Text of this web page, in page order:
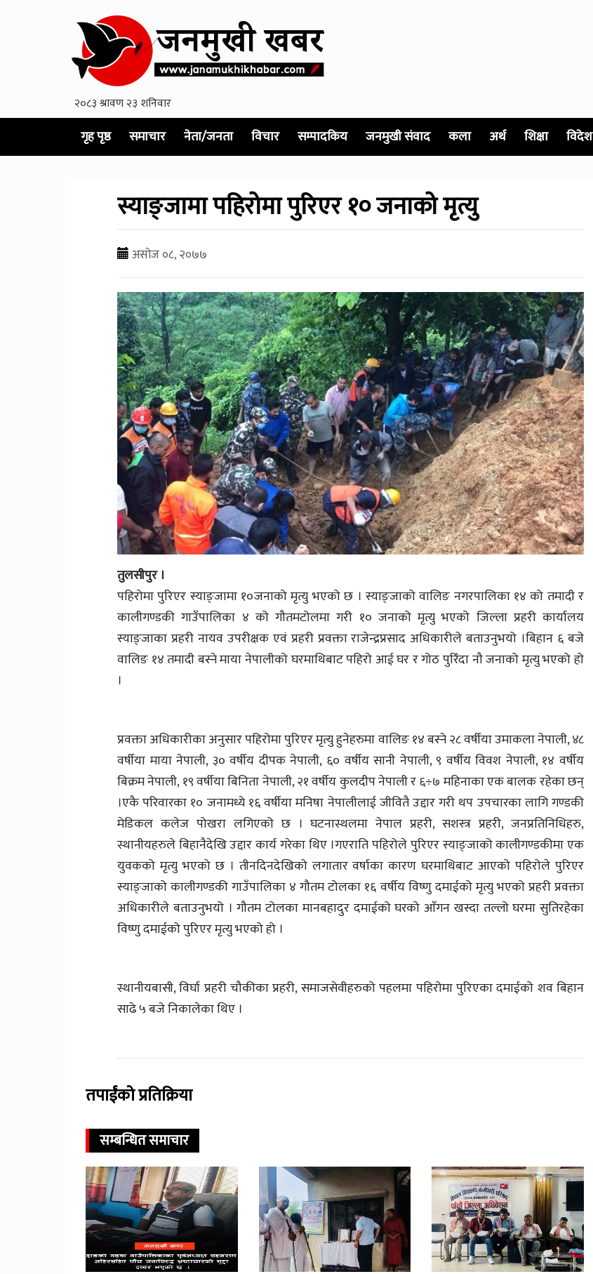
गृह पृष्ठ समाचार नेता/जनता विचार सम्पादकिय जनमुखी संवाद कला अर्थ शिक्षा विदेश
स्याङ्जामा पहिरोमा पुरिएर १० जनाको मृत्यु
असोज ०८, २०७७
तुलसीपुर ।
पहिरोमा पुरिएर स्याङ्जामा १०जनाको मृत्यु भएको छ । स्याङ्जाको वालिङ नगरपालिका १४ को तमादी र
कालीगण्डकी गाउँपालिका ४ को गौतमटोलमा गरी १० जनाको मृत्यु भएको जिल्ला प्रहरी कार्यालय
स्याङ्जाका प्रहरी नायव उपरीक्षक एवं प्रहरी प्रवक्ता राजेन्द्रप्रसाद अधिकारीले बताउनुभयो ।बिहान ६ बजे
वालिङ १४ तमादी बस्ने माया नेपालीको घरमाथिबाट पहिरो आई घर र गोठ पुरिँदा नौ जनाको मृत्यु भएको हो
।
प्रवक्ता अधिकारीका अनुसार पहिरोमा पुरिएर मृत्यु हुनेहरुमा वालिङ १४ बस्ने २८ वर्षीया उमाकला नेपाली, ४८
वर्षीया माया नेपाली, ३० वर्षीय दीपक नेपाली, ६० वर्षीय सानी नेपाली, ९ वर्षीय विवश नेपाली, १४ वर्षीय
बिक्रम नेपाली, १९ वर्षीया बिनिता नेपाली, २१ वर्षीय कुलदीप नेपाली र ६÷७ महिनाका एक बालक रहेका छन्
।एकै परिवारका १० जनामध्ये १६ वर्षीया मनिषा नेपालीलाई जीवितै उद्दार गरी थप उपचारका लागि गण्डकी
मेडिकल कलेज पोखरा लगिएको छ । घटनास्थलमा नेपाल प्रहरी, सशस्त्र प्रहरी, जनप्रतिनिधिहरु,
स्थानीयहरुले बिहानैदेखि उद्दार कार्य गरेका थिए ।गएराति पहिरोले पुरिएर स्याङ्जाको कालीगण्डकीमा एक
युवकको मृत्यु भएको छ । तीनदिनदेखिको लगातार वर्षाका कारण घरमाथिबाट आएको पहिरोले पुरिएर
स्याङ्जाको कालीगण्डकी गाउँपालिका ४ गौतम टोलका १६ वर्षीय विष्णु दमाईको मृत्यु भएको प्रहरी प्रवक्ता
अधिकारीले बताउनुभयो । गौतम टोलका मानबहादुर दमाईको घरको आँगन खस्दा तल्लो घरमा सुतिरहेका
विष्णु दमाईको पुरिएर मृत्यु भएको हो ।
स्थानीयबासी, विर्घा प्रहरी चौकीका प्रहरी, समाजसेवीहरुको पहलमा पहिरोमा पुरिएका दमाईको शव बिहान
साढे ५ बजे निकालेका थिए ।
तपाईंको प्रतिक्रिया
सम्बन्धित समाचार